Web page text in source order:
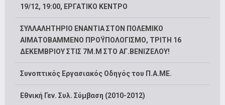
19/12, 19:00, ΕΡΓΑΤΙΚΟ ΚΕΝΤΡΟ
ΣΥΛΛΑΛΗΤΗΡΙΟ ΕΝΑΝΤΙΑ ΣΤΟΝ ΠΟΛΕΜΙΚΟ
ΑΙΜΑΤΟΒΑΜΜΕΝΟ ΠΡΟΫΠΟΛΟΓΙΣΜΟ, ΤΡΙΤΗ 16
ΔΕΚΕΜΒΡΙΟΥ ΣΤΙΣ 7Μ.Μ ΣΤΟ ΑΓ.ΒΕΝΙΖΕΛΟΥ!
Συνοπτικός Εργασιακός Οδηγός του Π.Α.ΜΕ.
Εθνική Γεν. Συλ. Σύμβαση (2010-2012)